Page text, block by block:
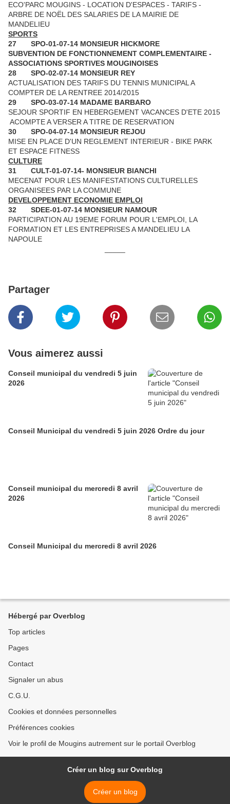
ECO'PARC MOUGINS - LOCATION D'ESPACES - TARIFS ­
ARBRE DE NOËL DES SALARIES DE LA MAIRIE DE
MANDELIEU
SPORTS
27
SPO-01-07-14 MONSIEUR HICKMORE
SUBVENTION DE FONCTIONNEMENT COMPLEMENTAIRE -
ASSOCIATIONS SPORTIVES MOUGINOISES
28
SPO-02-07-14 MONSIEUR REY
ACTUALISATION DES TARIFS DU TENNIS MUNICIPAL A
COMPTER DE LA RENTREE 2014/2015
29
SPO-03-07-14 MADAME BARBARO
SEJOUR SPORTIF EN HEBERGEMENT VACANCES D'ETE 2015
­ ACOMPTE A VERSER A TITRE DE RESERVATION
30
SPO-04-07-14 MONSIEUR REJOU
MISE EN PLACE D'UN REGLEMENT INTERIEUR - BIKE PARK
ET ESPACE FITNESS
CULTURE
31
CULT-01-07-14- MONSIEUR BIANCHI
MECENAT POUR LES MANIFESTATIONS CULTURELLES
ORGANISEES PAR LA COMMUNE
DEVELOPPEMENT ECONOMIE EMPLOI
32
SDEE-01-07-14 MONSIEUR NAMOUR
PARTICIPATION AU 19EME FORUM POUR L'EMPLOI, LA
FORMATION ET LES ENTREPRISES A MANDELIEU LA
NAPOULE
Partager
Vous aimerez aussi
Conseil municipal du vendredi 5 juin
2026
Conseil Municipal du vendredi 5 juin 2026 Ordre du jour
Conseil municipal du mercredi 8 avril
2026
Conseil Municipal du mercredi 8 avril 2026
Hébergé par Overblog
Top articles
Pages
Contact
Signaler un abus
C.G.U.
Cookies et données personnelles
Préférences cookies
Voir le profil de Mougins autrement sur le portail Overblog
Créer un blog sur Overblog
Créer un blog